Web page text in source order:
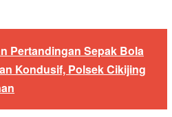
Pertandingan Sepak Bola
Kondusif, Polsek Cikijing